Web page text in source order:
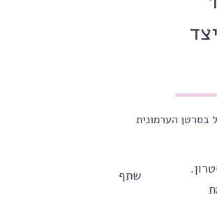
בסרטן הערמונית
שתף